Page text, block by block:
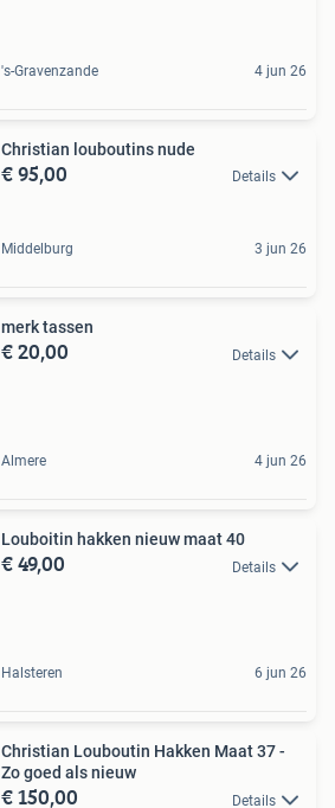
's-Gravenzande 4 jun 26
Christian louboutins nude
€ 95,00 Details
Middelburg 3 jun 26
merk tassen
€ 20,00 Details
Almere 4 jun 26
Louboitin hakken nieuw maat 40
€ 49,00 Details
Halsteren 6 jun 26
Christian Louboutin Hakken Maat 37 -
Zo goed als nieuw
€ 150,00 Details